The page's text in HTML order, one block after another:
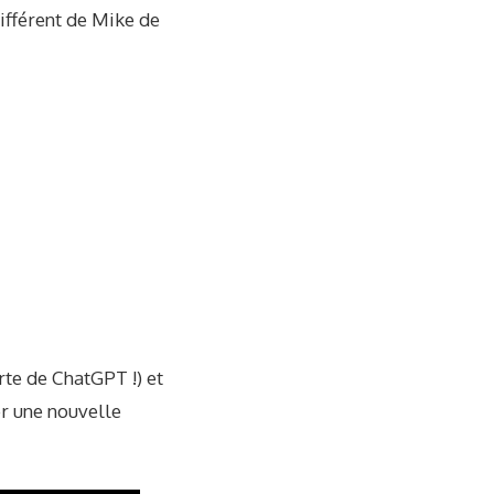
de Mike de
de ChatGPT !) et
une nouvelle